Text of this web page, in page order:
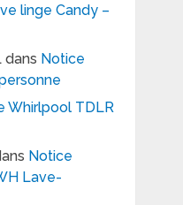
linge Candy –
dans Notice
Whirlpool TDLR
Notice
Lave-